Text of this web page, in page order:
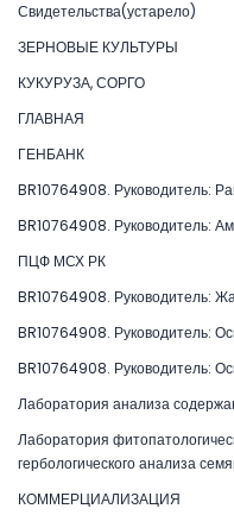
Свидетельства(устарело)
ЗЕРНОВЫЕ КУЛЬТУРЫ
КУКУРУЗА, СОРГО
ГЛАВНАЯ
ГЕНБАНК
BR10764908. Руководитель:
BR10764908. Руководитель:
ПЦФ МСХ РК
BR10764908. Руководитель:
BR10764908. Руководитель:
BR10764908. Руководитель:
Лаборатория анализа
Лаборатория
гербологического анализа
КОММЕРЦИАЛИЗАЦИЯ